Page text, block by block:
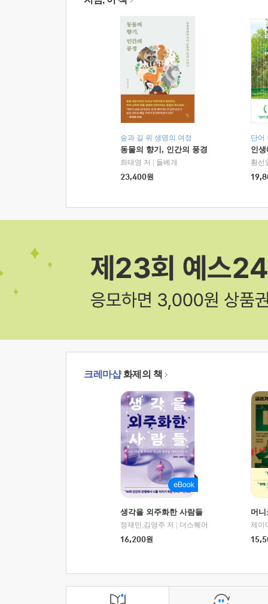
숲과 길 위 생명의 여정
동물의 향기, 인간의 풍경
최태영 저
돌베개
23,400원
단어
인
황선
크레마샵화제의 책
생각을 외주화한 사람들
정재민,김영주 저
더스퀘어
16,200원
머